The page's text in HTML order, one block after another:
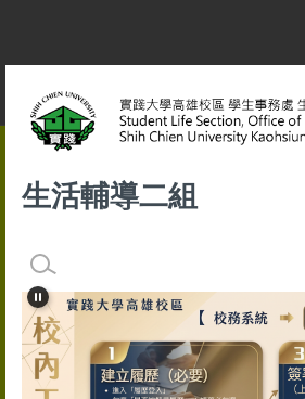
生活輔導二組